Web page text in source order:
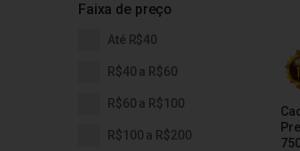
Faixa de preço
Até R$40
R$40 a R$60
R$60 a R$100
R$100 a R$200